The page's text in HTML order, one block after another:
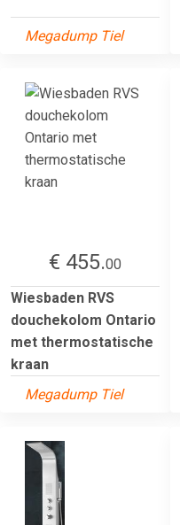
Megadump Tiel
€ 455.00
Wiesbaden RVS
douchekolom Ontario
met thermostatische
kraan
Megadump Tiel